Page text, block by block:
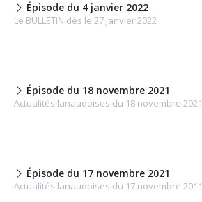
Épisode du 4 janvier 2022
Le BULLETIN dès le 27 janvier 2022
Épisode du 18 novembre 2021
Actualités lanaudoises du 18 novembre 2021
Épisode du 17 novembre 2021
Actualités lanaudoises du 17 novembre 2011